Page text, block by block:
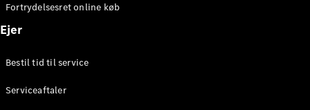
Konfigurator
Showroom
Varebiler
Fortrydelsesret online køb
Ejer
Bestil tid til service
Serviceaftaler